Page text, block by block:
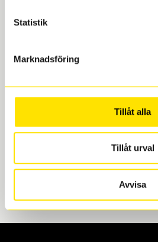
Statistik
Marknadsföring
Tillåt alla
Tillåt urval
Avvisa
Boka och hämta hos
När du beställer dina nya däck
Göteborg. Välj mellan Hisingen
upphämtning eller service. När
vi till att de uppfyller alla krav